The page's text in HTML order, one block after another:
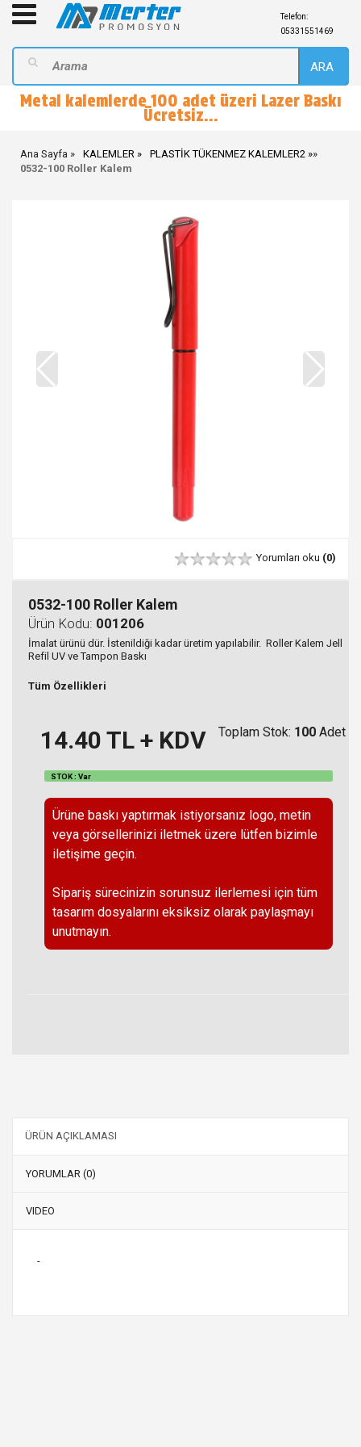
Telefon:
05331551469
ARA
Metal kalemlerde 100 adet üzeri Lazer Baskı
Ücretsiz...
Ana Sayfa KALEMLER »
PLASTİK TÜKENMEZ KALEMLER2
0532-100 Roller Kalem
Yorumları oku (0)
0532-100 Roller Kalem
Ürün Kodu: 001206
İmalat ürünü dür. İstenildiği kadar üretim yapılabilir. Roller Kalem Jell
Refil UV ve Tampon Baskı
Tüm Özellikleri
14.40 TL + KDV Toplam Stok: 100 Adet
STOK : Var
Ürüne baskı yaptırmak istiyorsanız logo, metin
veya görsellerinizi iletmek üzere lütfen bizimle
iletişime geçin.
Sipariş sürecinizin sorunsuz ilerlemesi için tüm
tasarım dosyalarını eksiksiz olarak paylaşmayı
unutmayın.
ÜRÜN AÇIKLAMASI
YORUMLAR (0)
VIDEO
-